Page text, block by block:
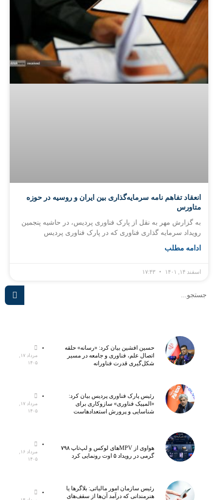
انعقاد تفاهم نامه سرمایه‌گذاری بین ایران و روسیه در حوزه
متاورس
به گزارش مهر به نقل از پارک فناوری پردیس، در حاشیه پنجمین
رویداد سرمایه گذاری فناوری که در پارک فناوری پردیس
ادامه مطلب
اسفند ۱۴, ۱۴۰۱
حسین افشین بیان کرد: «رسانه» حلقه
اتصال علم، فناوری و جامعه در مسیر
شکل‌گیری قدرت فناورانه
مرداد ۱۷,
۱۴۰۵
رئیس پارک فناوری پردیس بیان کرد:
«المپیک فناوری» سازوکاری برای
شناسایی و پرورش استعدادهاست
مرداد ۱۷,
۱۴۰۵
هواوی از MPVهای لوکس و لپ‌تاپ ۷۹۸
گرمی در رویداد ۵ اوت رونمایی کرد
مرداد ۱۶,
۱۴۰۵
رئیس سازمان امور مالیاتی: بلاگر‌ها یا
هنرمندانی که درآمد آن‌ها از سقف‌های